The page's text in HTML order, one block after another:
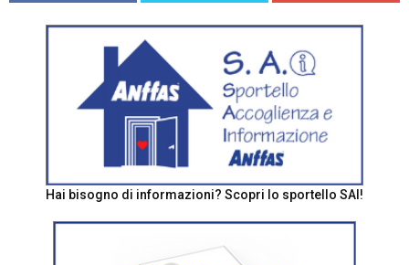
Hai bisogno di informazioni? Scopri lo sportello SAI!